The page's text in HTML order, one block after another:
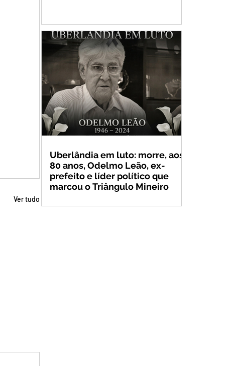
Ver tudo
Uberlândia em luto: morre, aos
80 anos, Odelmo Leão, ex-
prefeito e líder político que
marcou o Triângulo Mineiro